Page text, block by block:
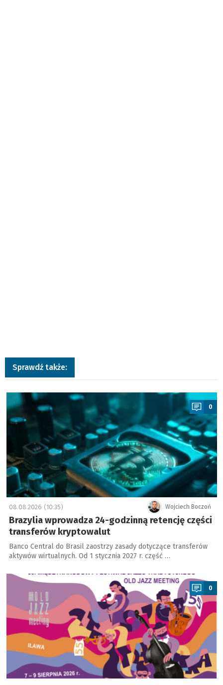
Sprawdź także:
a
0
Wojciech Boczoń
08.08.2026 (10:35)
Brazylia wprowadza 24-godzinną retencję części
transferów kryptowalut
Banco Central do Brasil zaostrzy zasady dotyczące transferów
aktywów wirtualnych. Od 1 stycznia 2027 r. część …
a
0